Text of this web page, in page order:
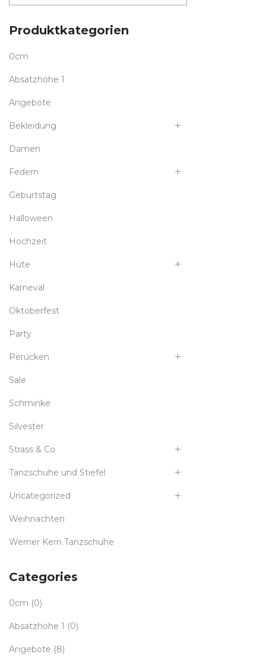
Produktkategorien
0cm
Absatzhöhe 1
Angebote
Bekleidung
Damen
Federn
Geburtstag
Halloween
Hochzeit
Hüte
Karneval
Oktoberfest
Party
Perücken
Sale
Schminke
Silvester
Strass & Co
Tanzschuhe und Stiefel
Uncategorized
Weihnachten
Werner Kern Tanzschuhe
Categories
0cm (0)
Absatzhöhe 1 (0)
Angebote (8)